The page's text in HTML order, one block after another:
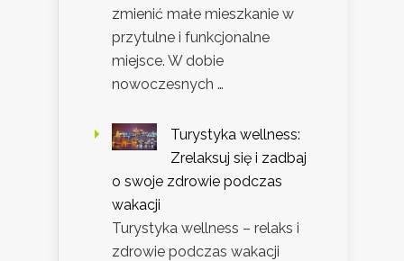
zmienić małe mieszkanie w
przytulne i funkcjonalne
miejsce. W dobie
nowoczesnych …
Turystyka wellness:
Zrelaksuj się i zadbaj
o swoje zdrowie podczas
wakacji
Turystyka wellness – relaks i
zdrowie podczas wakacji